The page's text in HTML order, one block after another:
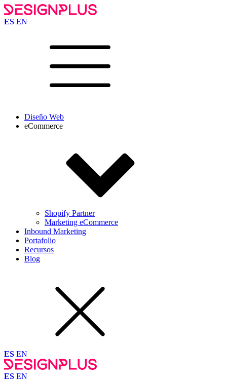
ES EN
Diseño Web
eCommerce
Shopify Partner
Marketing eCommerce
Inbound Marketing
Portafolio
Recursos
Blog
ES EN
ES EN